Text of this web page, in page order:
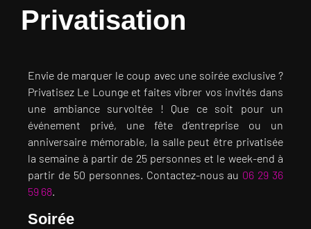
Privatisation
Envie de marquer le coup avec une soirée exclusive ?
Privatisez Le Lounge et faites vibrer vos invités dans
une ambiance survoltée ! Que ce soit pour un
événement privé, une fête d’entreprise ou un
anniversaire mémorable, la salle peut être privatisée
la semaine à partir de 25 personnes et le week-end à
partir de 50 personnes. Contactez-nous au 06 29 36
59 68.
Soirée